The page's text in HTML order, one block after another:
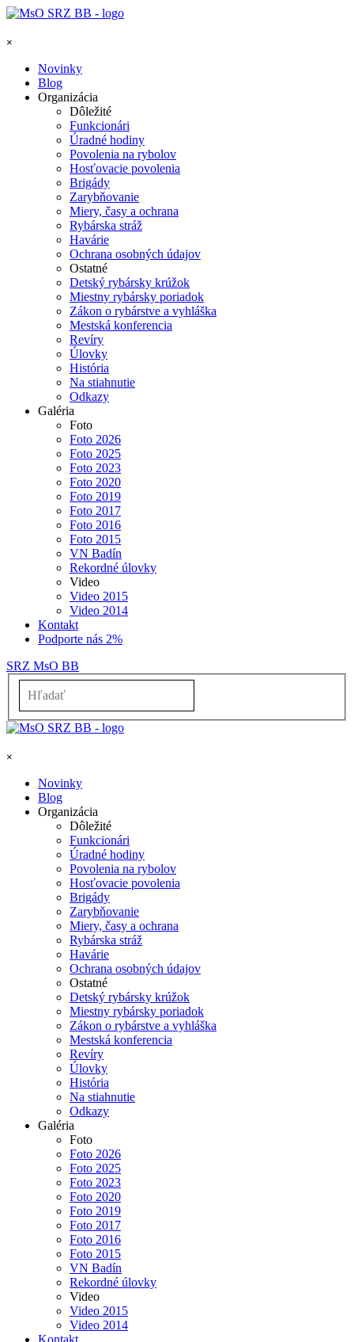
Prejsť na obsah
×
Novinky
Blog
Organizácia
Dôležité
Funkcionári
Úradné hodiny
Povolenia na rybolov
Hosťovacie povolenia
Brigády
Zarybňovanie
Miery, časy a ochrana
Rybárska stráž
Havárie
Ochrana osobných údajov
Ostatné
Detský rybársky krúžok
Miestny rybársky poriadok
Zákon o rybárstve a vyhláška
Mestská konferencia
Revíry
Úlovky
História
Na stiahnutie
Odkazy
Galéria
Foto
Foto 2026
Foto 2025
Foto 2023
Foto 2020
Foto 2019
Foto 2017
Foto 2016
Foto 2015
VN Badín
Rekordné úlovky
Video
Video 2015
Video 2014
Kontakt
Podporte nás 2%
SRZ MsO BB
×
Novinky
Blog
Organizácia
Dôležité
Funkcionári
Úradné hodiny
Povolenia na rybolov
Hosťovacie povolenia
Brigády
Zarybňovanie
Miery, časy a ochrana
Rybárska stráž
Havárie
Ochrana osobných údajov
Ostatné
Detský rybársky krúžok
Miestny rybársky poriadok
Zákon o rybárstve a vyhláška
Mestská konferencia
Revíry
Úlovky
História
Na stiahnutie
Odkazy
Galéria
Foto
Foto 2026
Foto 2025
Foto 2023
Foto 2020
Foto 2019
Foto 2017
Foto 2016
Foto 2015
VN Badín
Rekordné úlovky
Video
Video 2015
Video 2014
Kontakt